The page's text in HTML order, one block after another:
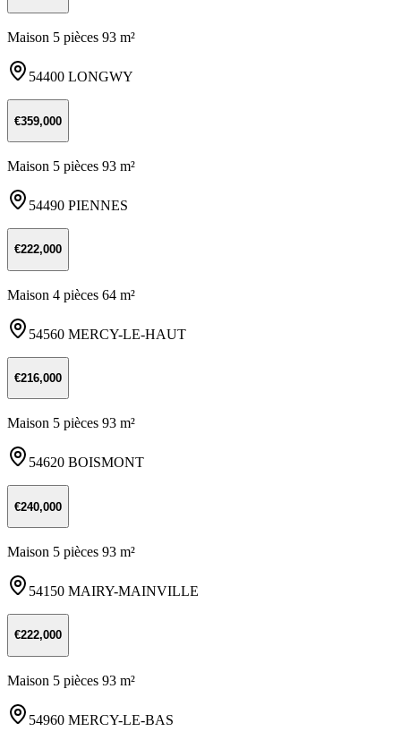
Maison 5 pièces 93 m²
54400 LONGWY
€359,000
Maison 5 pièces 93 m²
54490 PIENNES
€222,000
Maison 4 pièces 64 m²
54560 MERCY-LE-HAUT
€216,000
Maison 5 pièces 93 m²
54620 BOISMONT
€240,000
Maison 5 pièces 93 m²
54150 MAIRY-MAINVILLE
€222,000
Maison 5 pièces 93 m²
54960 MERCY-LE-BAS